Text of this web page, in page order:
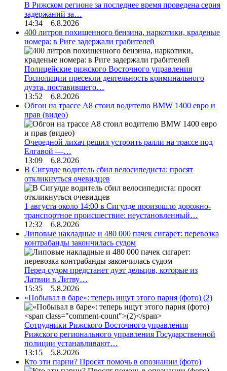
В Рижском регионе за последнее время проведена серия
задержаний за…
14:34 6.8.2026
400 литров похищенного бензина, наркотики, краденые
номера: в Риге задержали грабителей
Полицейские рижского Восточного управления
Госполиции пресекли деятельность криминального
дуэта, поставившего…
13:52 6.8.2026
Обгон на трассе А8 стоил водителю BMW 1400 евро и
прав (видео)
Очередной лихач решил устроить ралли на трассе под
Елгавой —…
13:09 6.8.2026
В Сигулде водитель сбил велосипедиста: просят
откликнуться очевидцев
1 августа около 14:00 в Сигулде произошло дорожно-
транспортное происшествие: неустановленный…
12:32 6.8.2026
Липовые накладные и 480 000 пачек сигарет: перевозка
контрабанды закончилась судом
Перед судом предстанет дуэт дельцов, которые из
Латвии в Литву…
15:35 5.8.2026
«Побывал в баре»: теперь ищут этого парня (фото) (2)
Сотрудники Рижского Восточного управления
Рижского регионального управления Государственной
полиции устанавливают…
13:15 5.8.2026
Кто эти парни? Просят помочь в опознании (фото)